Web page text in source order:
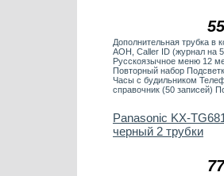
Дополнительная трубка в
АОН, Caller ID (журнал на
Русскоязычное меню 12
Повторный набор
Часы с будильником
справочник (50 записей)
Panasonic KX-
черный 2 трубки